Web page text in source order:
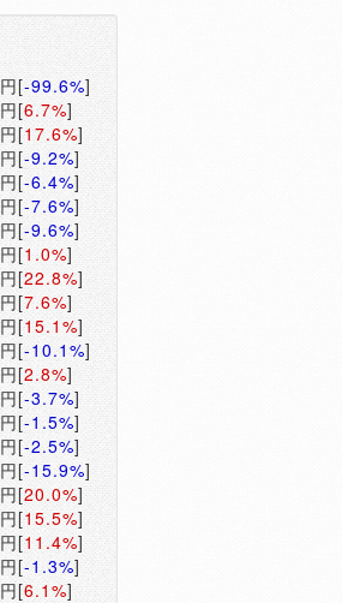
円[-99.6%]
円[6.7%]
円[17.6%]
円[-9.2%]
円[-6.4%]
円[-7.6%]
円[-9.6%]
円[1.0%]
円[22.8%]
円[7.6%]
円[15.1%]
円[-10.1%]
円[2.8%]
円[-3.7%]
円[-1.5%]
円[-2.5%]
円[-15.9%]
円[20.0%]
円[15.5%]
円[11.4%]
円[-1.3%]
円[6.1%]